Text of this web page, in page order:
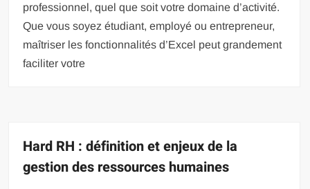
professionnel, quel que soit votre domaine d’activité.
Que vous soyez étudiant, employé ou entrepreneur,
maîtriser les fonctionnalités d’Excel peut grandement
faciliter votre
Hard RH : définition et enjeux de la
gestion des ressources humaines